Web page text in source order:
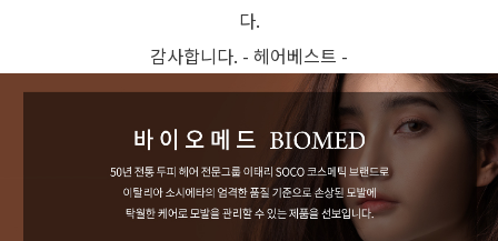
다.
감사합니다. - 헤어베스트 -